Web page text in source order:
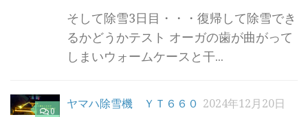
そして除雪3日目・・・復帰して除雪でき
るかどうかテスト オーガの歯が曲がって
しまいウォームケースと干...
0
ヤマハ除雪機 ＹＴ６６０ 2024年12月20日